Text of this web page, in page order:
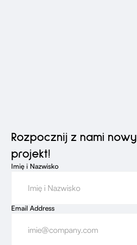
Rozpocznij z nami nowy
projekt!
Imię i Nazwisko
Email Address